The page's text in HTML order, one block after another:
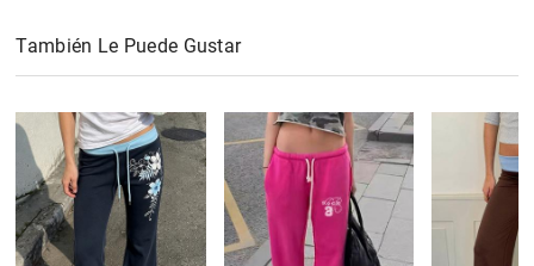
También Le Puede Gustar